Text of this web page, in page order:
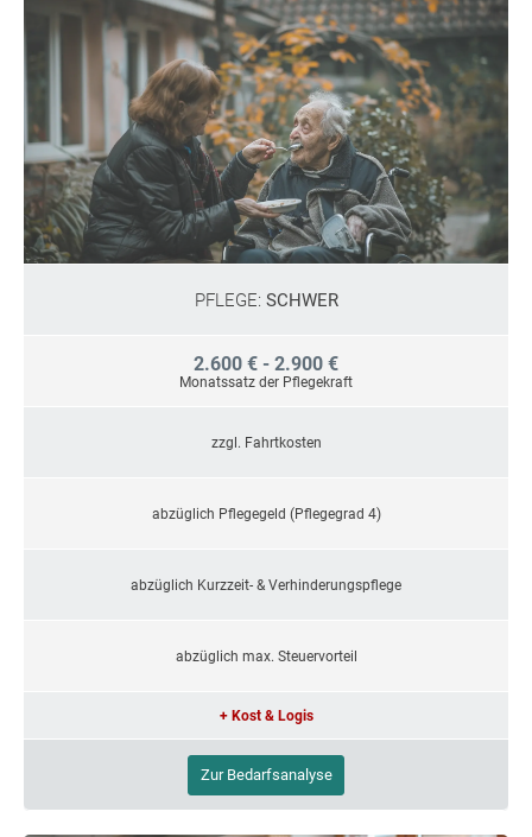
PFLEGE: SCHWER
2.600 € - 2.900 €
Monatssatz der Pflegekraft
zzgl. Fahrtkosten
abzüglich Pflegegeld (Pflegegrad 4)
abzüglich Kurzzeit- & Verhinderungspflege
abzüglich max. Steuervorteil
+ Kost & Logis
Zur Bedarfsanalyse